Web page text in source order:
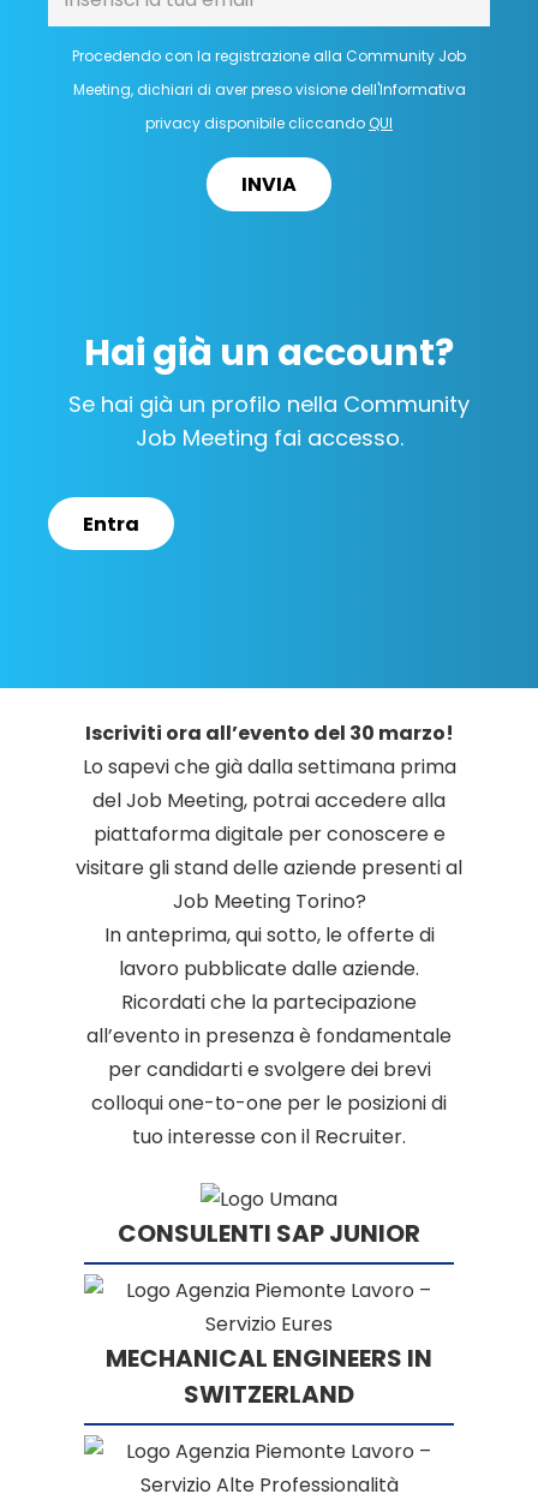
Procedendo con la registrazione alla Community Job
Meeting, dichiari di aver preso visione dell'Informativa
privacy disponibile cliccandoQUI
INVIA
Hai già un account?
Se hai già un profilo nella Community
Job Meeting fai accesso.
Entra
Iscriviti ora all’evento del 30 marzo!
Lo sapevi che già dalla settimana prima
del Job Meeting, potrai accedere alla
piattaforma digitale per conoscere e
visitare gli stand delle aziende presenti al
Job Meeting Torino?
In anteprima, qui sotto, le offerte di
lavoro pubblicate dalle aziende.
Ricordati che la partecipazione
all’evento in presenza è fondamentale
per candidarti e svolgere dei brevi
colloqui one-to-one per le posizioni di
tuo interesse con il Recruiter.
CONSULENTI SAP JUNIOR
MECHANICAL ENGINEERS IN
SWITZERLAND